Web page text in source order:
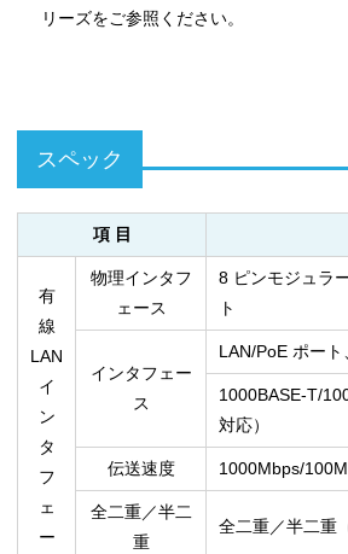
リーズをご参照ください。
スペック
項 目
有
線
LAN
イ
ン
タ
フ
ェ
ー
物理インタフ
ェース
8 ピンモジュラ
ト
インタフェー
ス
LAN/PoE ポート
1000BASE-T/
対応）
伝送速度 1000Mbps/
全二重／半二
重
全二重／半二重